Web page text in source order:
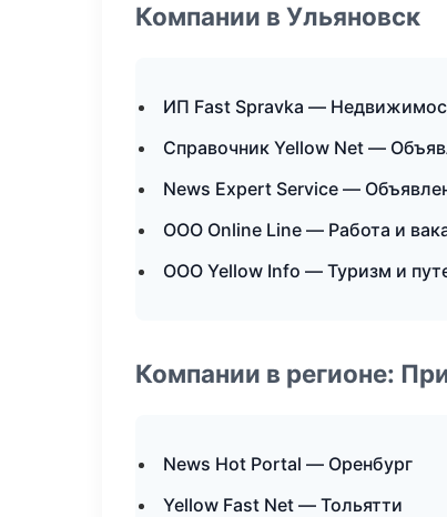
Компании в Ульяновск
ИП Fast Spravka —
Справочник Yellow Net —
News Expert Service —
ООО Online Line — Работа и
ООО Yellow Info — Туризм и
Компании в регионе:
News Hot Portal — Оренбург
Yellow Fast Net — Тольятти